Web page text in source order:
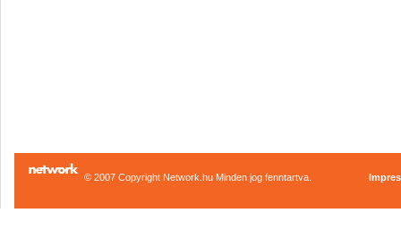
© 2007 Copyright Network.hu Minden jog fenntartva.